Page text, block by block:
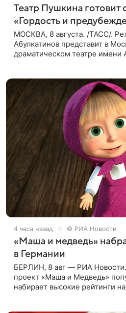
Театр Пушкина готовит
«Гордость и
МОСКВА, 8 августа. /ТАСС/.
Абулкатинов представит в
драматическом театре имени
4 часа назад © РИА Новости
«Маша и медведь»
в Германии
БЕРЛИН, 8 авг — РИА
проект «Маша и Медведь»
набирает высокие рейтинги